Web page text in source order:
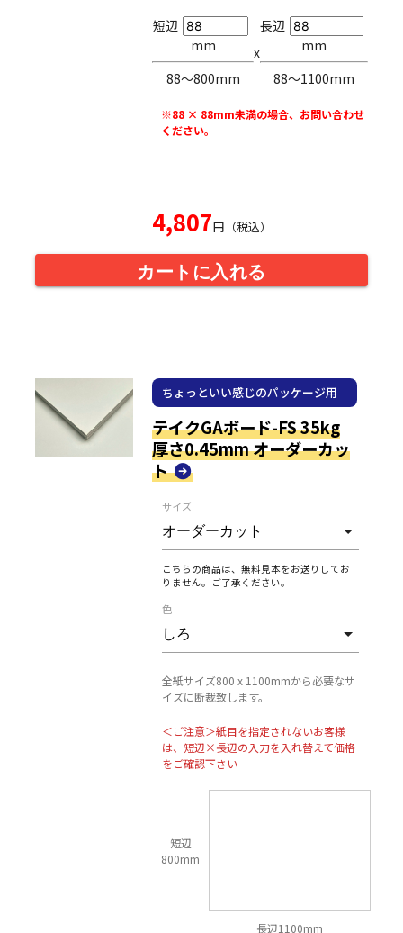
短辺
mm
88〜800mm
x
長辺
mm
88〜1100mm
※88 × 88mm未満の場合、お問い合わせ
ください。
4,807円（税込）
カートに入れる
ちょっといい感じのパッケージ用
紙
テイクGAボード-FS 35kg
厚さ0.45mm オーダーカッ
ト
サイズ
こちらの商品は、無料見本をお送りしてお
りません。ご了承ください。
色
全紙サイズ800 x 1100mmから必要なサ
イズに断裁致します。
＜ご注意＞紙目を指定されないお客様
は、短辺×長辺の入力を入れ替えて価格
をご確認下さい
短辺
800mm
長辺1100mm